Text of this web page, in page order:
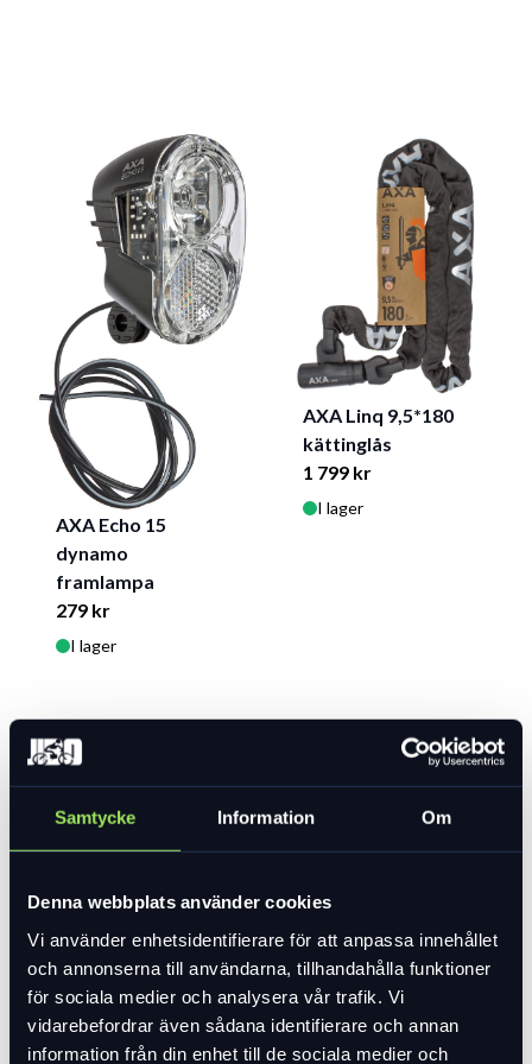
Samtycke Information Om
Denna webbplats använder cookies
Vi använder enhetsidentifierare för att anpassa innehållet
och annonserna till användarna, tillhandahålla funktioner
för sociala medier och analysera vår trafik. Vi
vidarebefordrar även sådana identifierare och annan
information från din enhet till de sociala medier och
AXA Echo 15
dynamo
framlampa
279 kr
I lager
AXA Linq 9,5*180
kättinglås
1 799 kr
I lager